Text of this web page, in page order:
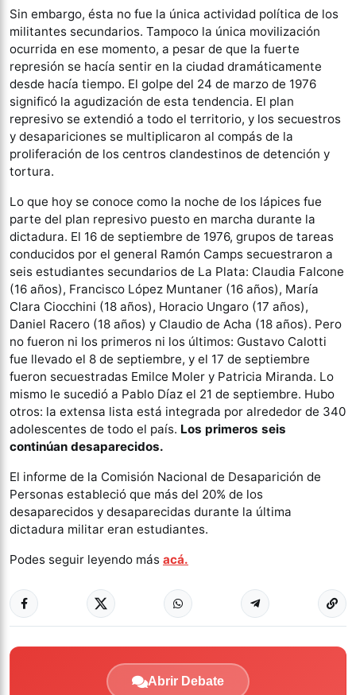
Sin embargo, ésta no fue la única actividad política de los
militantes secundarios. Tampoco la única movilización
ocurrida en ese momento, a pesar de que la fuerte
represión se hacía sentir en la ciudad dramáticamente
desde hacía tiempo. El golpe del 24 de marzo de 1976
significó la agudización de esta tendencia. El plan
represivo se extendió a todo el territorio, y los secuestros
y desapariciones se multiplicaron al compás de la
proliferación de los centros clandestinos de detención y
tortura.
Lo que hoy se conoce como la noche de los lápices fue
parte del plan represivo puesto en marcha durante la
dictadura. El 16 de septiembre de 1976, grupos de tareas
conducidos por el general Ramón Camps secuestraron a
seis estudiantes secundarios de La Plata: Claudia Falcone
(16 años), Francisco López Muntaner (16 años), María
Clara Ciocchini (18 años), Horacio Ungaro (17 años),
Daniel Racero (18 años) y Claudio de Acha (18 años). Pero
no fueron ni los primeros ni los últimos: Gustavo Calotti
fue llevado el 8 de septiembre, y el 17 de septiembre
fueron secuestradas Emilce Moler y Patricia Miranda. Lo
mismo le sucedió a Pablo Díaz el 21 de septiembre. Hubo
otros: la extensa lista está integrada por alrededor de 340
adolescentes de todo el país. Los primeros seis
continúan desaparecidos.
El informe de la Comisión Nacional de Desaparición de
Personas estableció que más del 20% de los
desaparecidos y desaparecidas durante la última
dictadura militar eran estudiantes.
Podes seguir leyendo más acá.
Abrir Debate